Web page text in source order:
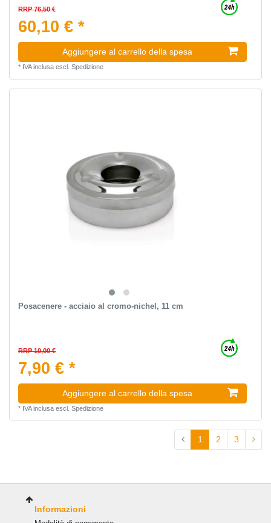
RRP 76,50 €
60,10 € *
Aggiungere al carrello della spesa
* IVA inclusaescl. Spedizione
Posacenere - acciaio al cromo-nichel, 11 cm
RRP 10,00 €
7,90 € *
Aggiungere al carrello della spesa
* IVA inclusaescl. Spedizione
1 2 3
Informazioni